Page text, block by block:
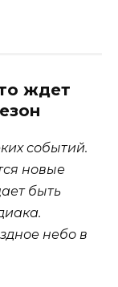
ждет
событий.
новые
быть
небо в